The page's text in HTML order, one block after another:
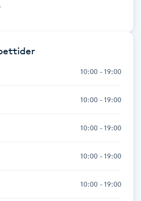
10:00 - 19:00
10:00 - 19:00
10:00 - 19:00
10:00 - 19:00
10:00 - 19:00